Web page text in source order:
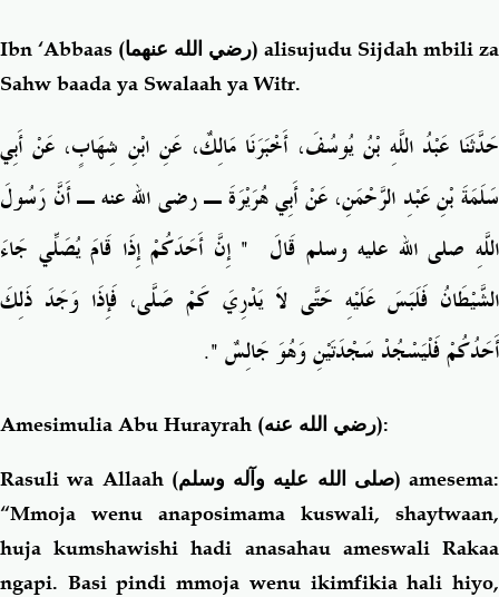
Ibn ‘Abbaas (رضي الله عنهما) alisujudu Sijdah mbili za
Sahw baada ya Swalaah ya Witr.
حَدَّثَنَا عَبْدُ اللَّهِ بْنُ يُوسُفَ، أَخْبَرَنَا مَالِكٌ، عَنِ ابْنِ شِهَابٍ، عَنْ أَبِي
سَلَمَةَ بْنِ عَبْدِ الرَّحْمَنِ، عَنْ أَبِي هُرَيْرَةَ ـ رضى الله عنه ـ أَنَّ رَسُولَ
اللَّهِ صلى الله عليه وسلم قَالَ ‏ " ‏ إِنَّ أَحَدَكُمْ إِذَا قَامَ يُصَلِّي جَاءَ
الشَّيْطَانُ فَلَبَسَ عَلَيْهِ حَتَّى لاَ يَدْرِيَ كَمْ صَلَّى، فَإِذَا وَجَدَ ذَلِكَ
أَحَدُكُمْ فَلْيَسْجُدْ سَجْدَتَيْنِ وَهُوَ جَالِسٌ ‏"
‏‏.‏
Amesimulia Abu Hurayrah (رضي الله عنه):
Rasuli wa Allaah (صلى الله عليه وآله وسلم) amesema:
“Mmoja wenu anaposimama kuswali, shaytwaan,
huja kumshawishi hadi anasahau ameswali Rakaa
ngapi. Basi pindi mmoja wenu ikimfikia hali hiyo,